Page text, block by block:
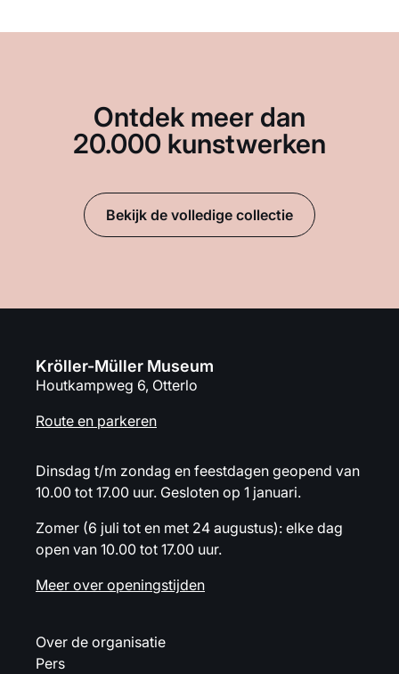
Ontdek meer dan
20.000 kunstwerken
Bekijk de volledige collectie
Kröller-Müller Museum
Houtkampweg 6, Otterlo
Route en parkeren
Dinsdag t/m zondag en feestdagen geopend van
10.00 tot 17.00 uur. Gesloten op 1 januari.
Zomer (6 juli tot en met 24 augustus): elke dag
open van 10.00 tot 17.00 uur.
Meer over openingstijden
Over de organisatie
Pers